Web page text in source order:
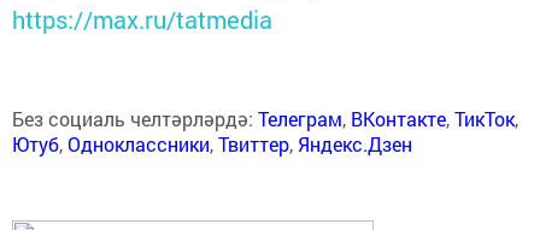
https://max.ru/tatmedia
Без социаль челтәрләрдә: Телеграм, ВКонтакте,ТикТок,
Ютуб,Одноклассники,Твиттер, Яндекс.Дзен